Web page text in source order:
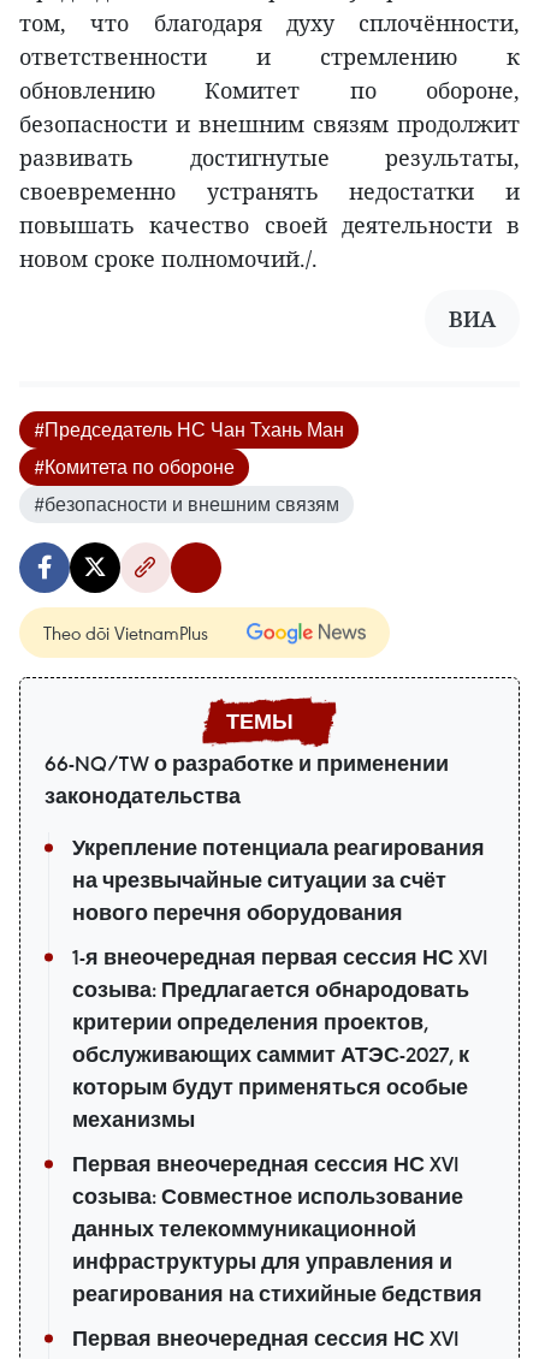
том, что благодаря духу сплочённости,
ответственности и стремлению к
обновлению Комитет по обороне,
безопасности и внешним связям продолжит
развивать достигнутые результаты,
своевременно устранять недостатки и
повышать качество своей деятельности в
новом сроке полномочий./.
ВИА
#Председатель НС Чан Тхань Ман
#Комитета по обороне
#безопасности и внешним связям
Theo dõi VietnamPlus
66-NQ/TW о разработке и применении
законодательства
Укрепление потенциала реагирования
на чрезвычайные ситуации за счёт
нового перечня оборудования
1-я внеочередная первая сессия НС XVI
созыва: Предлагается обнародовать
критерии определения проектов,
обслуживающих саммит АТЭС-2027, к
которым будут применяться особые
механизмы
Первая внеочередная сессия НС XVI
созыва: Совместное использование
данных телекоммуникационной
инфраструктуры для управления и
реагирования на стихийные бедствия
Первая внеочередная сессия НС XVI